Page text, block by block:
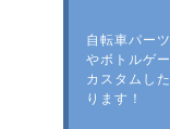
自転車パー
やボトルゲ
カスタムし
ります！